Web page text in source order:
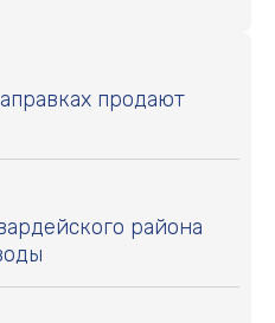
продают
района